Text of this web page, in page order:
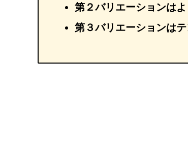
第２バリエーションはよ
第３バリエーションは